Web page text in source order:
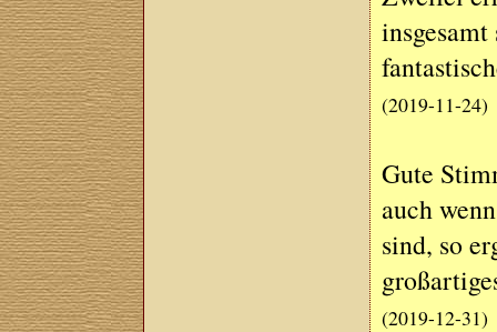
(2019-11-24)
Gute
auch
sind, so
(2019-12-31)